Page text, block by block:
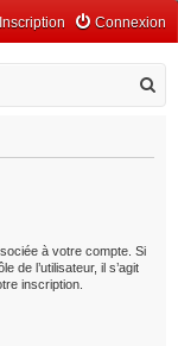
Connexion
Inscription
à votre compte. Si
de l’utilisateur, il s’agit
inscription.